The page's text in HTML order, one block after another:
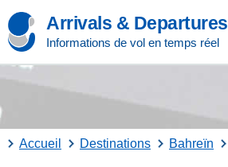
Arrivals & Departures
Informations de vol en temps réel
Accueil Destinations Bahreïn